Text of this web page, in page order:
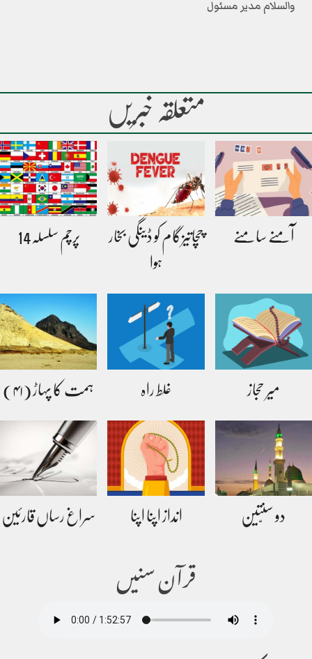
والسلام مدیر مسئول
متعلقہ خبریں
آمنے سامنے
چچاتیزگام کو ڈینگی بخار
ہوا
پرچم سلسلہ14
میر حجاز غلط راہ ہمت کا پہاڑ (۴۱)
دو سنّتین انداز اپنا اپنا سراغ رساں قارئین
قرآن سنیں